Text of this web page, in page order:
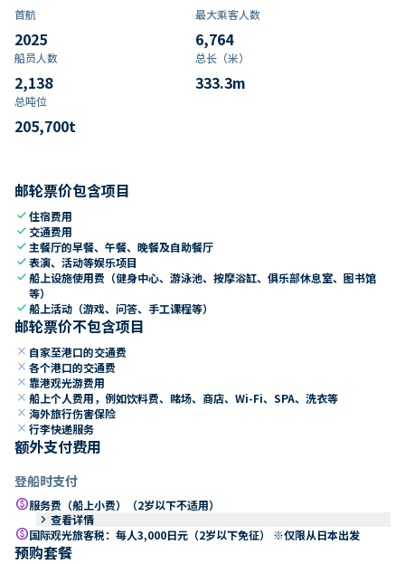
首航
2025
最大乘客人数
6,764
船员人数
2,138
总长（米）
333.3m
总吨位
205,700t
邮轮票价包含项目
check住宿费用
check 交通费用
check 主餐厅的早餐、午餐、晚餐及自助餐厅
check表演、活动等娱乐项目
check船上设施使用费（健身中心、游泳池、按摩浴缸、俱乐部休息室、图书馆
等）
check船上活动（游戏、问答、手工课程等）
邮轮票价不包含项目
close 自家至港口的交通费
close 各个港口的交通费
close 靠港观光游费用
close 船上个人费用，例如饮料费、赌场、商店、Wi-Fi、SPA、洗衣等
close 海外旅行伤害保险
close 行李快递服务
额外支付费用
登船时支付
paid服务费（船上小费）（2岁以下不适用）
keyboard_arrow_right 查看详情
paid国际观光旅客税：每人3,000日元（2岁以下免征） ※仅限从日本出发
预购套餐